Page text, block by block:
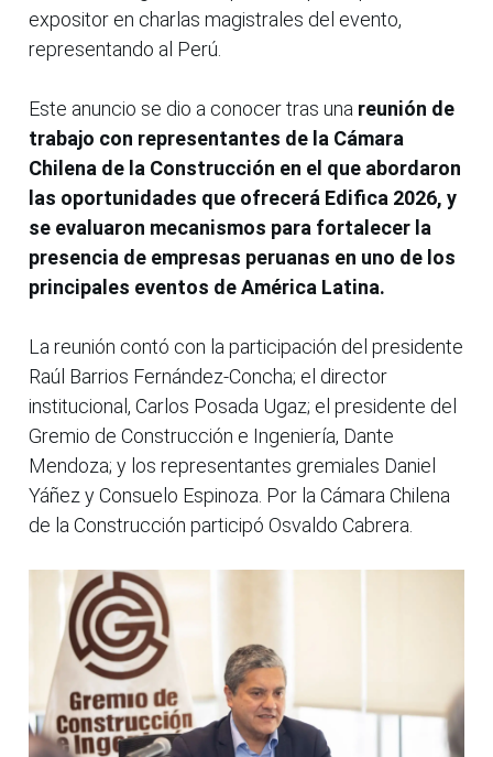
expositor en charlas magistrales del evento,
representando al Perú.
Este anuncio se dio a conocer tras una reunión de
trabajo con representantes de la Cámara
Chilena de la Construcción en el que abordaron
las oportunidades que ofrecerá Edifica 2026, y
se evaluaron mecanismos para fortalecer la
presencia de empresas peruanas en uno de los
principales eventos de América Latina.
La reunión contó con la participación del presidente
Raúl Barrios Fernández-Concha; el director
institucional, Carlos Posada Ugaz; el presidente del
Gremio de Construcción e Ingeniería, Dante
Mendoza; y los representantes gremiales Daniel
Yáñez y Consuelo Espinoza. Por la Cámara Chilena
de la Construcción participó Osvaldo Cabrera.